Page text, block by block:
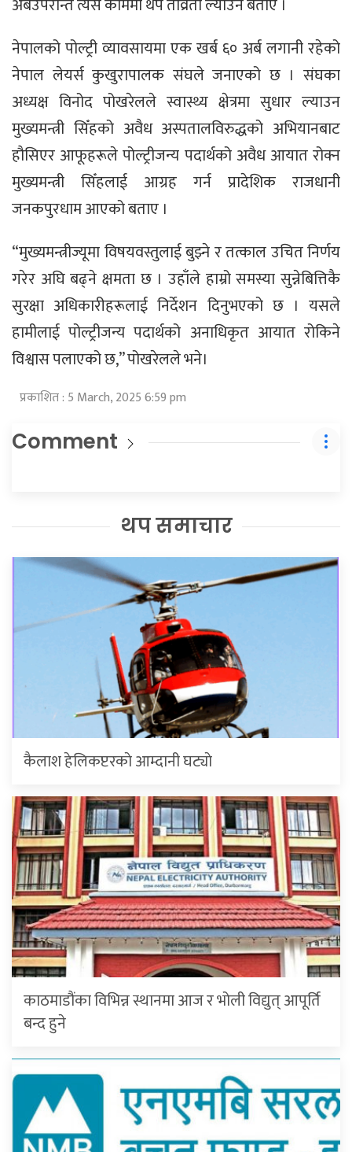
अबउपरान्त त्यस काममा थप तीव्रता ल्याउने बताए ।
नेपालको पोल्ट्री व्यावसायमा एक खर्ब ६० अर्ब लगानी रहेको
नेपाल लेयर्स कुखुरापालक संघले जनाएको छ । संघका
अध्यक्ष विनोद पोखरेलले स्वास्थ्य क्षेत्रमा सुधार ल्याउन
मुख्यमन्त्री सिँहको अवैध अस्पतालविरुद्धको अभियानबाट
हौसिएर आफूहरूले पोल्ट्रीजन्य पदार्थको अवैध आयात रोक्न
मुख्यमन्त्री सिँहलाई आग्रह गर्न प्रादेशिक राजधानी
जनकपुरधाम आएको बताए ।
“मुख्यमन्त्रीज्यूमा विषयवस्तुलाई बुझ्ने र तत्काल उचित निर्णय
गरेर अघि बढ्ने क्षमता छ । उहाँले हाम्रो समस्या सुन्नेबित्तिकै
सुरक्षा अधिकारीहरूलाई निर्देशन दिनुभएको छ । यसले
हामीलाई पोल्ट्रीजन्य पदार्थको अनाधिकृत आयात रोकिने
विश्वास पलाएको छ,” पोखरेलले भने।
प्रकाशित : 5 March, 2025 6:59 pm
Comment
थप समाचार
कैलाश हेलिकप्टरकाे आम्दानी घट्याे
काठमाडौंका विभिन्न स्थानमा आज र भोली विद्युत् आपूर्ति
बन्द हुने